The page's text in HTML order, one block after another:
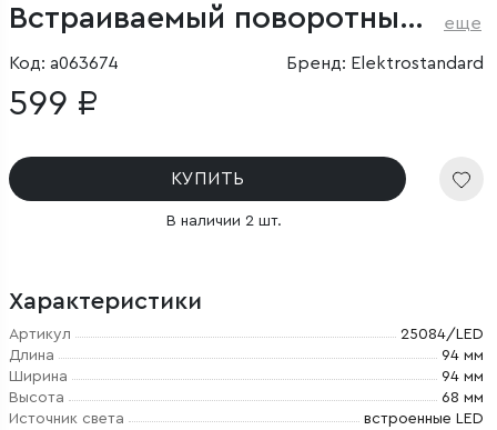
Встраиваемый поворотный светодиодный светильник 6W 4000K белый еще
Код: a063674 Бренд: Elektrostandard
599 ₽
КУПИТЬ
В наличии 2 шт.
Характеристики
Артикул
25084/LED
Длина
94 мм
Ширина
94 мм
Высота
68 мм
Источник света
встроенные LED